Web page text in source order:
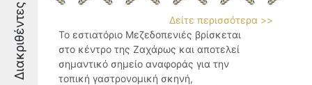
Διακριθέντες
Δείτε περισσότερα >>
Το εστιατόριο Μεζεδοπενιές βρίσκεται
στο κέντρο της Ζαχάρως και αποτελεί
σημαντικό σημείο αναφοράς για την
τοπική γαστρονομική σκηνή,